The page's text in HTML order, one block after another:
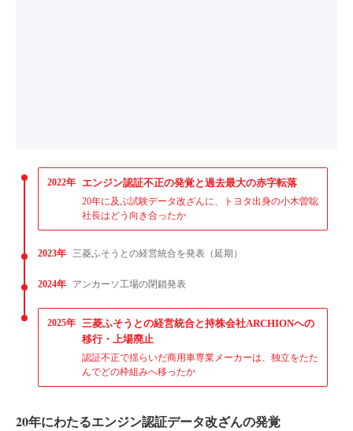
2022年 エンジン認証不正の発覚と過去最大の赤字転落
20年に及ぶ試験データ改ざんに、トヨタ出身の小木曽聡
社長はどう向き合ったか
2023年 三菱ふそうとの経営統合を発表（延期）
2024年 アンカーソ工場の閉鎖発表
2025年
三菱ふそうとの経営統合と持株会社ARCHIONへの
移行・上場廃止
認証不正で揺らいだ商用車専業メーカーは、独立をたた
んでどの枠組みへ移ったか
20年にわたるエンジン認証データ改ざんの発覚